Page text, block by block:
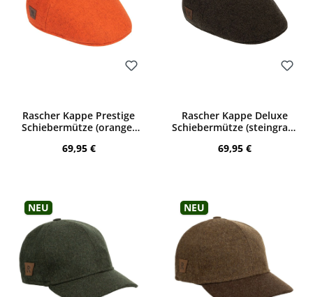
Rascher Kappe Prestige
Schiebermütze (orange-
Regulärer Preis:
69,95 €
Rascher Kappe Deluxe
Schiebermütze (steingrau-
Regulärer Preis:
69,95 €
Neu Neu